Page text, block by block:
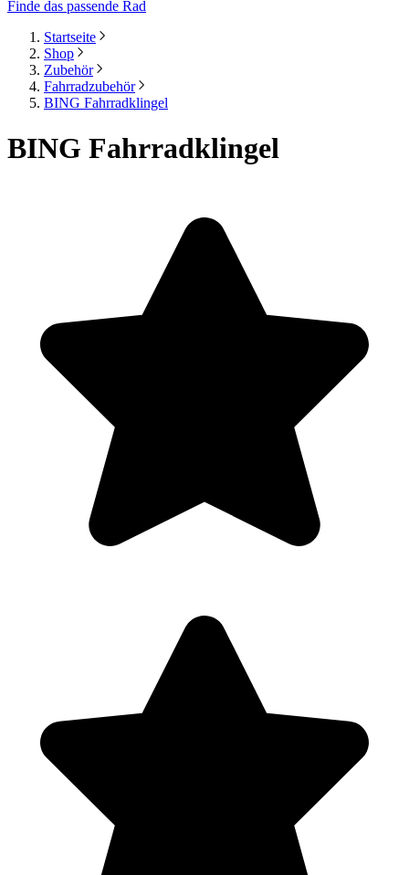
Finde das passende Rad
Startseite
Shop
Zubehör
Fahrradzubehör
BING Fahrradklingel
BING Fahrradklingel